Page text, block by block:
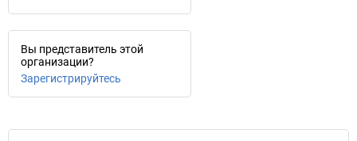
Вы представитель этой
организации?
Зарегистрируйтесь